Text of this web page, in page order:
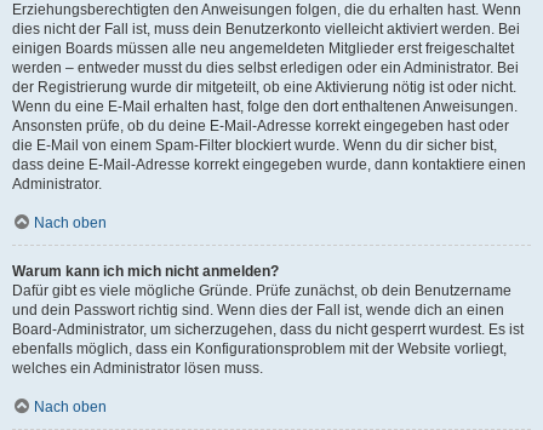
Erziehungsberechtigten den Anweisungen folgen, die du erhalten hast. Wenn
dies nicht der Fall ist, muss dein Benutzerkonto vielleicht aktiviert werden. Bei
einigen Boards müssen alle neu angemeldeten Mitglieder erst freigeschaltet
werden – entweder musst du dies selbst erledigen oder ein Administrator. Bei
der Registrierung wurde dir mitgeteilt, ob eine Aktivierung nötig ist oder nicht.
Wenn du eine E-Mail erhalten hast, folge den dort enthaltenen Anweisungen.
Ansonsten prüfe, ob du deine E-Mail-Adresse korrekt eingegeben hast oder
die E-Mail von einem Spam-Filter blockiert wurde. Wenn du dir sicher bist,
dass deine E-Mail-Adresse korrekt eingegeben wurde, dann kontaktiere einen
Administrator.
Nach oben
Warum kann ich mich nicht anmelden?
Dafür gibt es viele mögliche Gründe. Prüfe zunächst, ob dein Benutzername
und dein Passwort richtig sind. Wenn dies der Fall ist, wende dich an einen
Board-Administrator, um sicherzugehen, dass du nicht gesperrt wurdest. Es ist
ebenfalls möglich, dass ein Konfigurationsproblem mit der Website vorliegt,
welches ein Administrator lösen muss.
Nach oben